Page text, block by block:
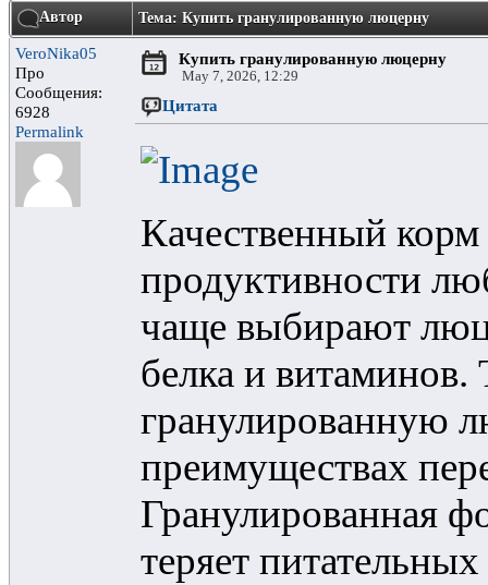
Автор Тема: Купить гранулированную люцерну
VeroNika05
Про
Сообщения:
6928
Permalink
Купить гранулированную люцерну
May 7, 2026, 12:29
Цитата
Качественный
продуктивности
чаще выбирают
белка и витаминов.
гранулированную
преимуществах
Гранулированная
теряет